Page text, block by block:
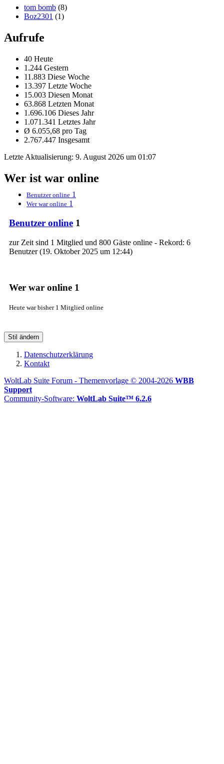
tom bomb (8)
Boz2301 (1)
Aufrufe
40 Heute
1.244 Gestern
11.883 Diese Woche
13.397 Letzte Woche
15.003 Diesen Monat
63.868 Letzten Monat
1.696.106 Dieses Jahr
1.071.341 Letztes Jahr
Ø 6.055,68 pro Tag
2.767.447 Insgesamt
Letzte Aktualisierung: 9. August 2026 um 01:07
Wer ist war online
Benutzer online 1
Wer war online 1
Benutzer online 1
zur Zeit sind 1 Mitglied und 800 Gäste online - Rekord: 6
Benutzer (19. Oktober 2025 um 12:44)
Wer war online 1
Heute war bisher 1 Mitglied online
Stil ändern
Datenschutzerklärung
Kontakt
WoltLab Suite Forum - Themenvorlage © 2004-2026 WBB
Support
Community-Software: WoltLab Suite™ 6.2.6